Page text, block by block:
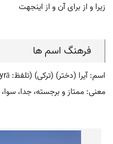
زیرا و از برای آن و از اینجهت
فرهنگ اسم ها
اسم: آیرا (دختر) (ترکی) (تلفظ: āyrā) (فارسی: آيرا) (انگلیسی: ayra)
معنی: ممتاز و برجسته، جدا،